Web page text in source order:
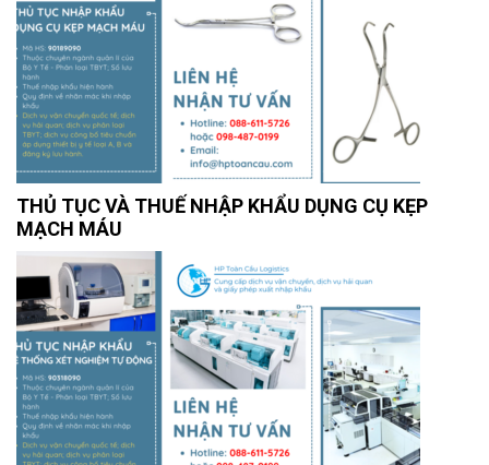
THỦ TỤC VÀ THUẾ NHẬP KHẨU DỤNG CỤ KẸP
MẠCH MÁU